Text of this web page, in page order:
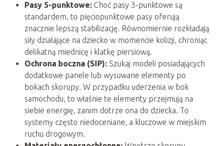
Pasy 5-punktowe:Choć pasy 3-punktowe są
standardem, to pięciopunktowe pasy oferują
znacznie lepszą stabilizację. Równomiernie rozkładają
siły działające na dziecko w momencie kolizji, chroniąc
delikatną miednicę i klatkę piersiową.
Ochrona boczna (SIP):Szukaj modeli posiadających
dodatkowe panele lub wysuwane elementy po
bokach skorupy. W przypadku uderzenia w bok
samochodu, to właśnie te elementy przejmują na
siebie energię, zanim dotrze ona do dziecka. To
systemy często niedoceniane, a kluczowe w miejskim
ruchu drogowym.